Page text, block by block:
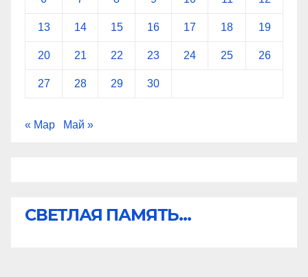
13 14 15 16 17 18 19
20 21 22 23 24 25 26
27 28 29 30
« Мар Май »
СВЕТЛАЯ ПАМЯТЬ...